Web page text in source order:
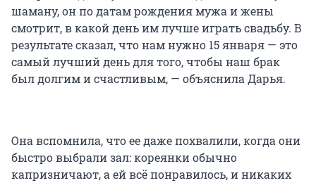
шаману, он по датам рождения мужа и жены
смотрит, в какой день им лучше играть свадьбу. В
результате сказал, что нам нужно 15 января — это
самый лучший день для того, чтобы наш брак
был долгим и счастливым, — объяснила Дарья.
Она вспомнила, что ее даже похвалили, когда они
быстро выбрали зал: кореянки обычно
капризничают, а ей всё понравилось, и никаких